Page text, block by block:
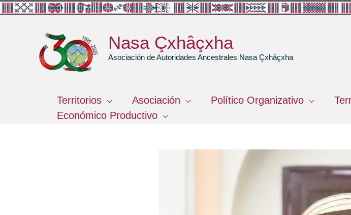
Ir
Nasa Çxhâçxha
Asociación de Autoridades Ancestrales Nasa Çxhâçxha
Territorios Asociación Político Organizativo
Económico Productivo